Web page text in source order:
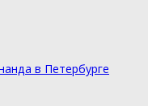
в Петербурге